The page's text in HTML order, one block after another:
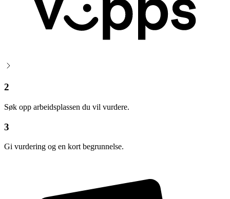
2
Søk opp arbeidsplassen du vil vurdere.
3
Gi vurdering og en kort begrunnelse.